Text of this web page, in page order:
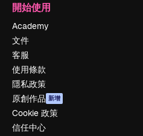
開始使用
Academy
文件
客服
使用條款
隱私政策
原創作品 新增
Cookie 政策
信任中心